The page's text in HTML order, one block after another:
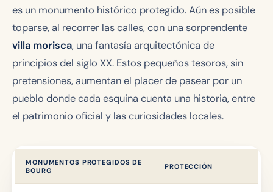
es un monumento histórico protegido. Aún es posible
toparse, al recorrer las calles, con una sorprendente
villa morisca, una fantasía arquitectónica de
principios del siglo XX. Estos pequeños tesoros, sin
pretensiones, aumentan el placer de pasear por un
pueblo donde cada esquina cuenta una historia, entre
el patrimonio oficial y las curiosidades locales.
MONUMENTOS PROTEGIDOS DE
BOURG
PROTECCIÓN